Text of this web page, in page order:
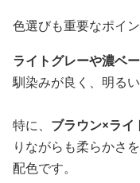
色選びも重要なポイン
ライトグレーや濃ベ
馴染みが良く、明る
特に、 ブラウン×ライ
りながらも柔らかさ
配色です。